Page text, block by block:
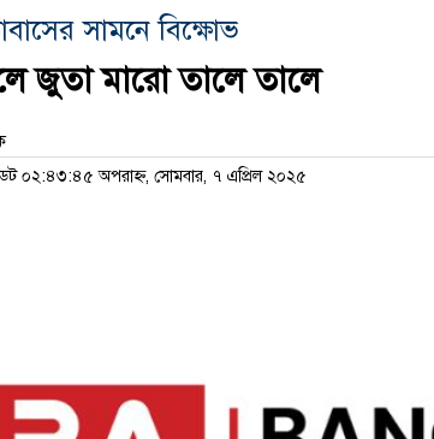
সামনে বিক্ষোভ
জুতা মারো তালে তালে
০২:৪৩:৪৫ অপরাহ্ন, সোমবার, ৭ এপ্রিল ২০২৫